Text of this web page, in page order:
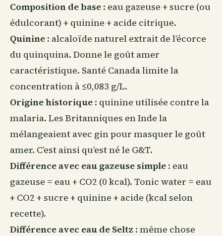
Composition de base : eau gazeuse + sucre (ou
édulcorant) + quinine + acide citrique.
Quinine : alcaloïde naturel extrait de l’écorce
du quinquina. Donne le goût amer
caractéristique. Santé Canada limite la
concentration à ≤0,083 g/L.
Origine historique : quinine utilisée contre la
malaria. Les Britanniques en Inde la
mélangeaient avec gin pour masquer le goût
amer. C’est ainsi qu’est né le G&T.
Différence avec eau gazeuse simple : eau
gazeuse = eau + CO2 (0 kcal). Tonic water = eau
+ CO2 + sucre + quinine + acide (kcal selon
recette).
Différence avec eau de Seltz : même chose